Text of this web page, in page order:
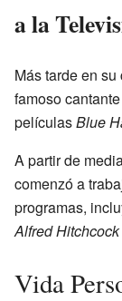
a la
Más tarde en
famoso
películasBlue
A partir de
comenzó a
programas,
Alfred
Vida